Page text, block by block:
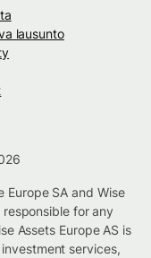
lausunto
Europe SA and Wise
responsible for any
Assets Europe AS is
services,